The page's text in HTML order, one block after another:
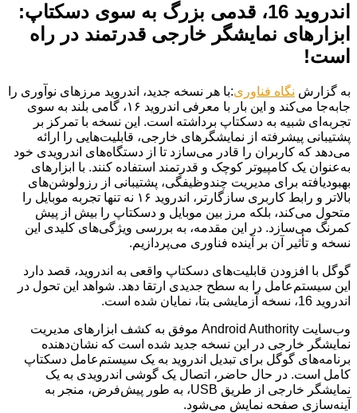
اندروید 16، قدمی بزرگ به سوی دسکتاپ:
ابزارهای نمایشگر خارجی قدرتمند در راه
است!
به گزارش نگاه فناوری:با هر نسخه جدید، اندروید مرزهای نوآوری را
جابه‌جا می‌کند و این بار با معرفی اندروید ۱۶، گامی بلند به سوی
تجربه‌ای شبیه به دسکتاپ برداشته است. این نسخه با تمرکز بر
پشتیبانی پیشرفته از نمایشگرهای خارجی، قابلیت‌هایی را ارائه
می‌دهد که کاربران را قادر می‌سازد تا از دستگاه‌های اندرویدی خود
به‌عنوان یک کامپیوتر کوچک و قدرتمند استفاده کنند. با ابزارهای
بهبودیافته برای مدیریت چندوظیفگی، پشتیبانی از رزولوشن‌های
بالاتر و رابط کاربری سازگارتر، اندروید ۱۶ نه تنها تجربه موبایل را
متحول می‌کند، بلکه مرز بین موبایل و دسکتاپ را بیش از پیش
کمرنگ می‌سازد. در این مقدمه، به بررسی ویژگی‌های کلیدی این
نسخه و تأثیر آن بر آینده فناوری می‌پردازیم.
گوگل با افزودن قابلیت‌های دسکتاپ واقعی به اندروید، قصد دارد
این سیستم‌عامل را به سطح جدیدی ارتقا دهد. شواهد این تحول در
اندروید 16، نسخه آزمایشی بتا، نمایان شده است.
وب‌سایت Android Authority موفق به کشف ابزارهای مدیریت
نمایشگر خارجی در این نسخه جدید شده است که نشان‌دهنده
برنامه‌های گوگل برای تبدیل اندروید به یک سیستم‌عامل دسکتاپ
کامل است. در حال حاضر، اتصال یک گوشی اندرویدی به یک
نمایشگر خارجی از طریق USB، به طور پیش‌فرض، منجر به
آینه‌سازی صفحه نمایش می‌شود.